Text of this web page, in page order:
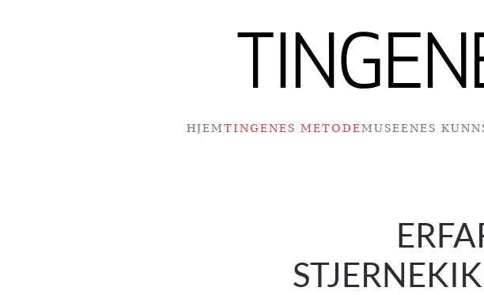
HJEMTINGENES METODEMUSEENES